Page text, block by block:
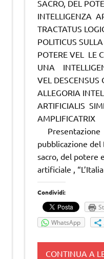
SACRO, DEL
INTELLIGENZA
TRACTATUS
POLITICUS
POTERE VEL
UNA
VEL DESCENSUS
ALLEGORIA
ARTIFICIALIS
pubblicazione del
sacro, del potere
artificiale ,
Condividi:
WhatsApp
CONTINUA A